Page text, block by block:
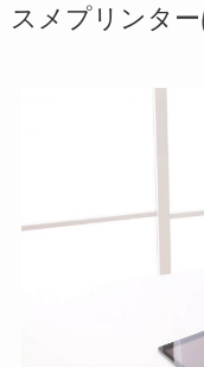
スメプリンター